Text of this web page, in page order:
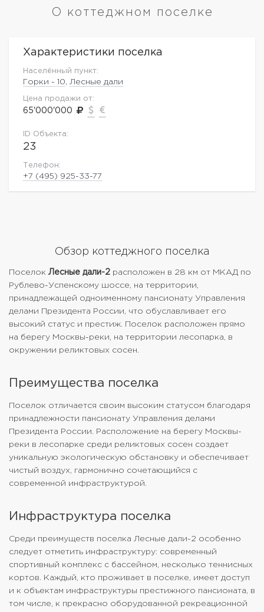
О коттеджном поселке
Характеристики поселка
Населённый пункт:
Горки - 10 Лесные дали
Цена продажи от:
65'000'000
ID Объекта:
23
Телефон:
+7 (495) 925-33-77
Обзор коттеджного поселка
Поселок Лесные дали-2 расположен в 28 км от МКАД по
Рублево-Успенскому шоссе, на территории,
принадлежащей одноименному пансионату Управления
делами Президента России, что обуславливает его
высокий статус и престиж. Поселок расположен прямо
на берегу Москвы-реки, на территории лесопарка, в
окружении реликтовых сосен.
Преимущества поселка
Поселок отличается своим высоким статусом благодаря
принадлежности пансионату Управления делами
Президента России. Расположение на берегу Москвы-
реки в лесопарке среди реликтовых сосен создает
уникальную экологическую обстановку и обеспечивает
чистый воздух, гармонично сочетающийся с
современной инфраструктурой.
Инфраструктура поселка
Среди преимуществ поселка Лесные дали-2 особенно
следует отметить инфраструктуру: современный
спортивный комплекс с бассейном, несколько теннисных
кортов. Каждый, кто проживает в поселке, имеет доступ
и к объектам инфраструктуры престижного пансионата, в
том числе, к прекрасно оборудованной рекреационной